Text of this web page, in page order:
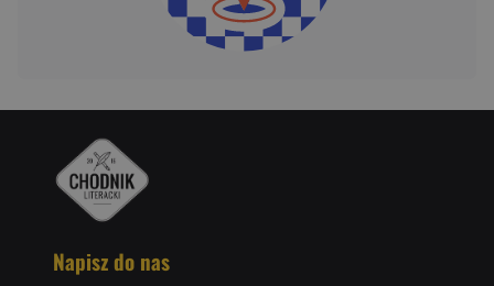
Napisz do nas